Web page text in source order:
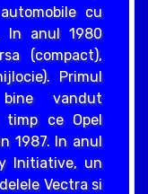
cu
In anul 1980
(compact),
Primul
vandut
ce Opel
1987. In anul
Initiative, un
Vectra si